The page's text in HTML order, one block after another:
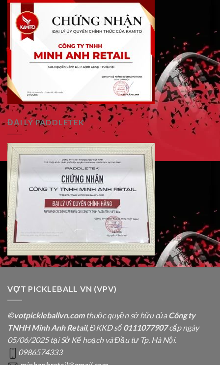
ĐẠI LÝ PADDLETEK
VỢT PICKLEBALL VN (VPV)
©votpickleballvn.comthuộc quyền sở hữu củaCông ty
TNHH Minh Anh Retail, ĐKKD số0111077907cấp ngày
05/06/2025 tại Sở Kế hoạch và Đầu tư Tp. Hà Nội.
0986574333